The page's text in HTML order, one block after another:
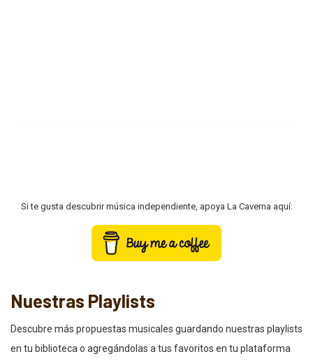
Si te gusta descubrir música independiente, apoya La Caverna aquí:
Nuestras Playlists
Descubre más propuestas musicales guardando nuestras playlists
en tu biblioteca o agregándolas a tus favoritos en tu plataforma